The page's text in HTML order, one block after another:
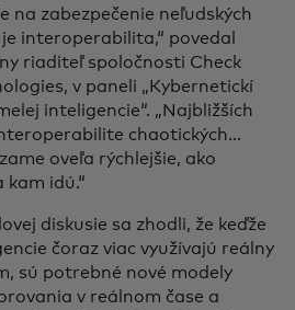
na zabezpečenie neľudských
interoperabilita,“ povedal
riaditeľ spoločnosti Check
v paneli „Kybernetickí
inteligencie“. „Najbližších
chaotických...
oveľa rýchlejšie, ako
kam idú.“
diskusie sa zhodli, že keďže
čoraz viac využívajú reálny
sú potrebné nové modely
v reálnom čase a